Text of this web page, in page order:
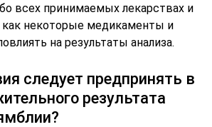
всех принимаемых лекарствах и
как некоторые медикаменты и
на результаты анализа.
следует предпринять в
результата